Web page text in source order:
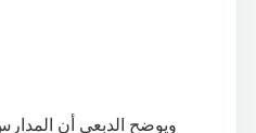
ويوضح الدبعي أن